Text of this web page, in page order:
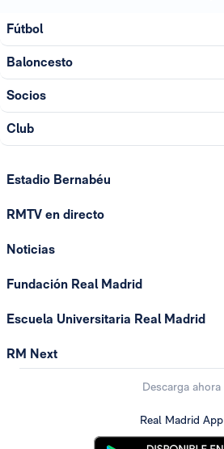
Fútbol
Baloncesto
Socios
Club
Estadio Bernabéu
RMTV en directo
Noticias
Fundación Real Madrid
Escuela Universitaria Real Madrid
RM Next
Descarga ahora
Real Madrid App